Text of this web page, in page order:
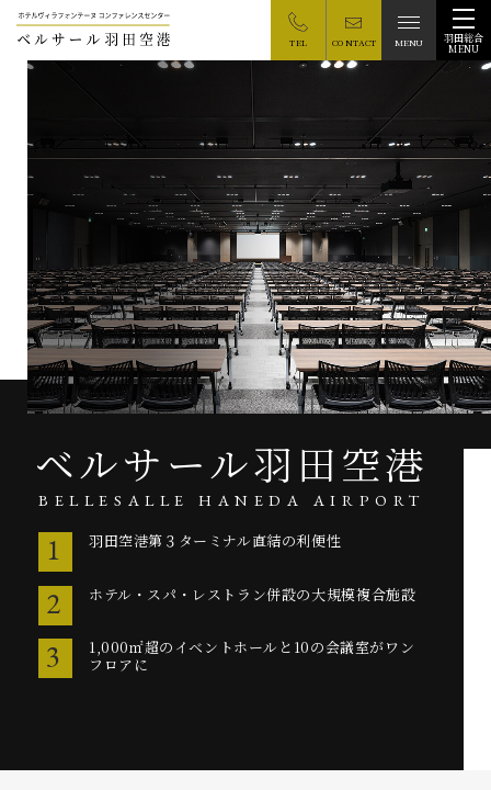
羽田総合
MENU
TEL CONTACT
ベルサール羽田空港
BELLESALLE HANEDA AIRPORT
1 羽田空港第３ターミナル直結の利便性
2 ホテル・スパ・レストラン併設の大規模複合施設
3
1,000㎡超のイベントホールと10の会議室がワン
フロアに